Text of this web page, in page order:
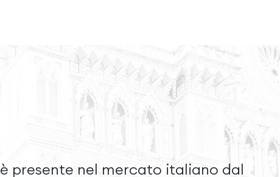
è presente nel mercato italiano dal